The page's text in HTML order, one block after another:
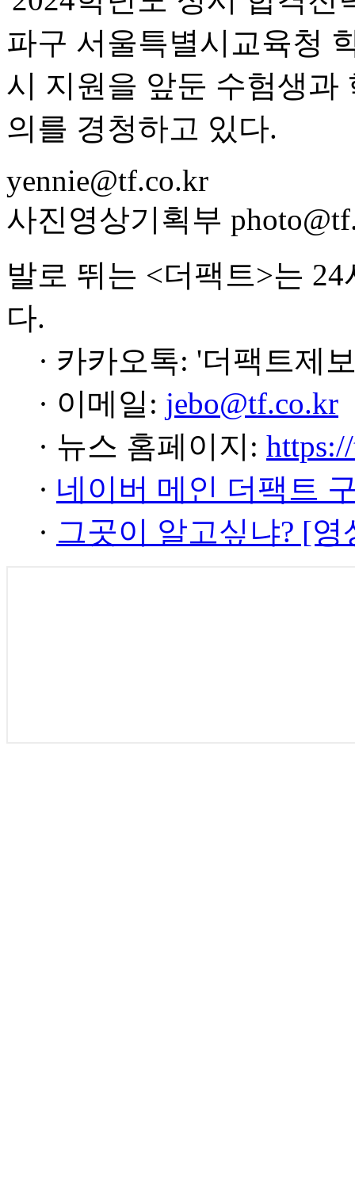
파구 서울특별시교육청
시 지원을 앞둔 수험생과
의를 경청하고 있다.
yennie@tf.co.kr
사진영상기획부
발로 뛰는 <더팩트>는
다.
· 카카오톡: '더팩트제
· 이메일: jebo@tf.co.kr
· 뉴스 홈페이지:
· 네이버 메인 더팩트
· 그곳이 알고싶냐? [